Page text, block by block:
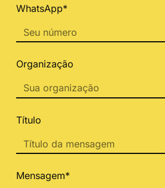
WhatsApp*
Organização
Título
Mensagem*